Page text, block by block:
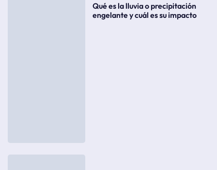
Qué es la lluvia o precipitación
engelante y cuál es su impacto